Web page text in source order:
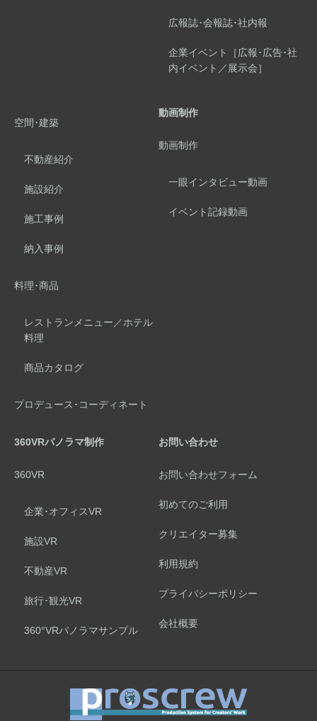
広報誌･会報誌･社内報
企業イベント［広報･広告･社
内イベント／展示会］
空間･建築
不動産紹介
施設紹介
施工事例
納入事例
料理･商品
レストランメニュー／ホテル
料理
商品カタログ
プロデュース･コーディネート
動画制作
動画制作
一眼インタビュー動画
イベント記録動画
360VRパノラマ制作
360VR
企業･オフィスVR
施設VR
不動産VR
旅行･観光VR
360°VRパノラマサンプル
お問い合わせ
お問い合わせフォーム
初めてのご利用
クリエイター募集
利用規約
プライバシーポリシー
会社概要